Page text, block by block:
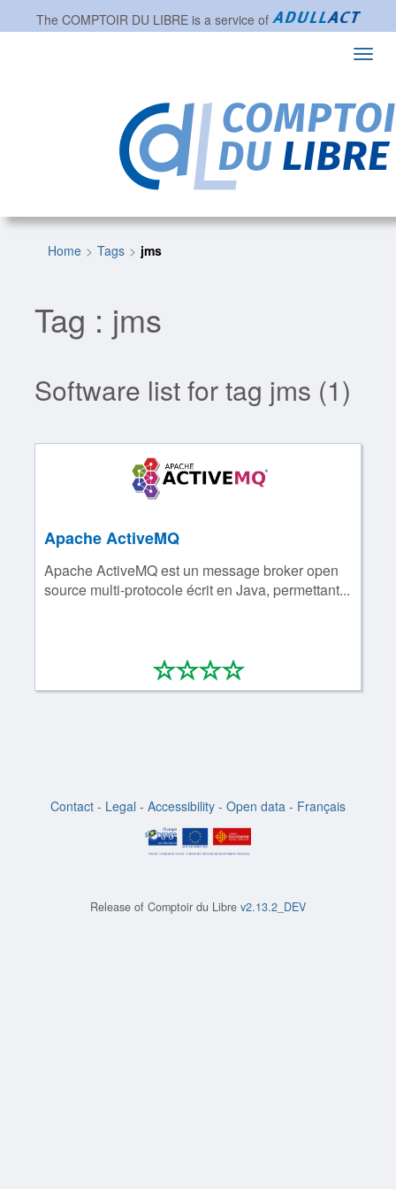
The COMPTOIR DU LIBREis a service of
Home Tags jms
Tag : jms
Software list for tag jms (1)
Apache ActiveMQ
Apache ActiveMQ est un message broker open
source multi-protocole écrit en Java, permettant...
****
0/4
Contact - Legal - Accessibility - Open data - Français
Release of Comptoir du Libre v2.13.2_DEV